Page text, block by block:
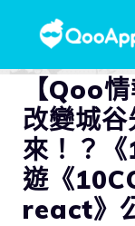
【Qoo
改變城
來！？
遊《
react》